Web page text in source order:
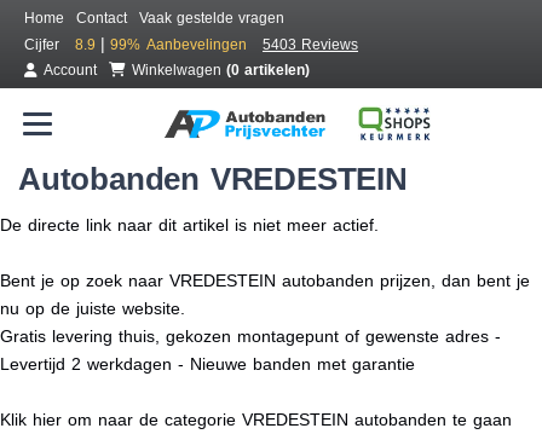
Home Contact
Vaak gestelde vragen
Cijfer
8.9 | 99% Aanbevelingen
5403 Reviews
Account
Winkelwagen (0 artikelen)
Autobanden VREDESTEIN
De directe link naar dit artikel is niet meer actief.
Bent je op zoek naar VREDESTEIN autobanden prijzen, dan bent je
nu op de juiste website.
Gratis levering thuis, gekozen montagepunt of gewenste adres -
Levertijd 2 werkdagen - Nieuwe banden met garantie
Klik hier om naar de categorie VREDESTEIN autobanden te gaan